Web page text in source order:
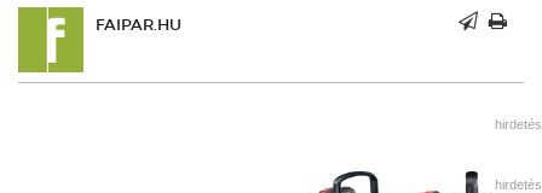
FAIPAR.HU
hirdetés
hirdetés